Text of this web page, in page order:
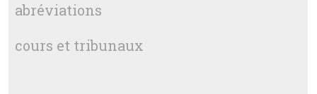
abréviations
cours et tribunaux